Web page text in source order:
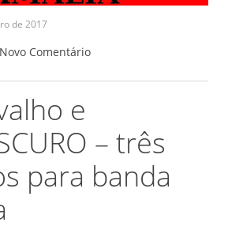
de 2017
Novo Comentário
e
– três
para banda